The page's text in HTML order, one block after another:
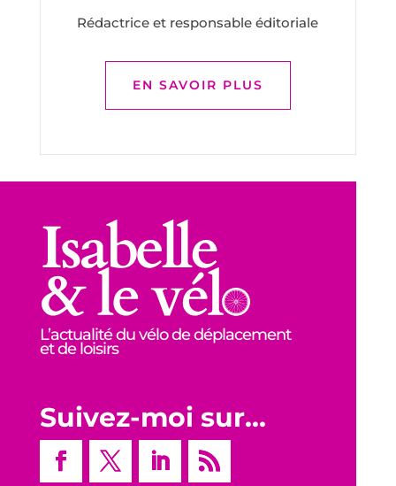
Rédactrice et responsable éditoriale
EN SAVOIR PLUS
L’actualité du vélo de déplacement
et de loisirs
Suivez-moi sur…